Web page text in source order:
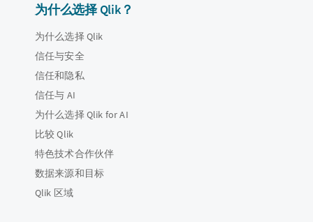
为什么选择 Qlik？
为什么选择 Qlik
信任与安全
信任和隐私
信任与 AI
为什么选择 Qlik for AI
比较 Qlik
特色技术合作伙伴
数据来源和目标
Qlik 区域